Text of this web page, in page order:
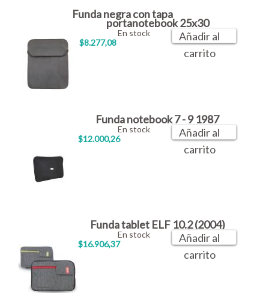
Funda negra con tapa
portanotebook 25x30
$8.277,08
En stock
Añadir al
carrito
Funda notebook 7 - 9 1987
$12.000,26
En stock
Añadir al
carrito
Funda tablet ELF 10.2 (2004)
$16.906,37
En stock
Añadir al
carrito